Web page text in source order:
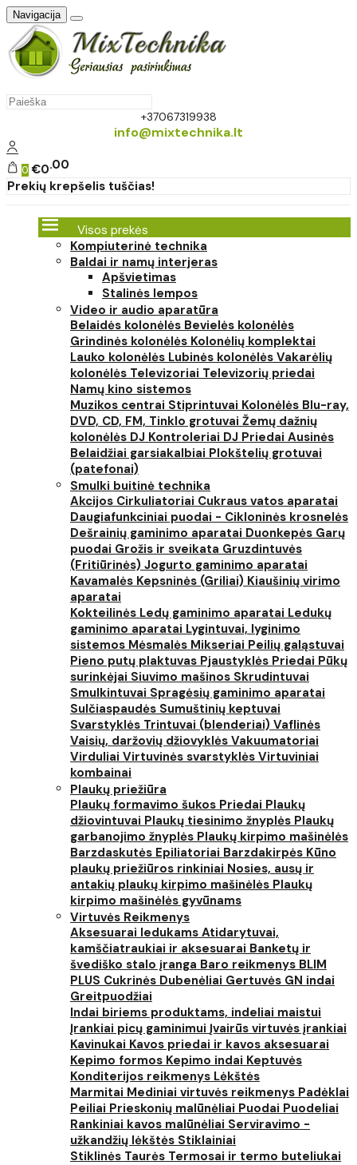
Navigacija
+37067319938
info@mixtechnika.lt
0 €0 00
Prekių krepšelis tuščias!
Visos prekės
Kompiuterinė technika
Baldai ir namų interjeras
Apšvietimas
Stalinės lempos
Video ir audio aparatūra
Belaidės kolonėlės Bevielės kolonėlės
Grindinės kolonėlės Kolonėlių komplektai
Lauko kolonėlės Lubinės kolonėlės Vakarėlių
kolonėlės Televizoriai Televizorių priedai
Namų kino sistemos
Muzikos centrai Stiprintuvai Kolonėlės Blu-ray,
DVD, CD, FM, Tinklo grotuvai Žemų dažnių
kolonėlės DJ Kontroleriai DJ Priedai Ausinės
Belaidžiai garsiakalbiai Plokštelių grotuvai
(patefonai)
Smulki buitinė technika
Akcijos Cirkuliatoriai Cukraus vatos aparatai
Daugiafunkciniai puodai - Cikloninės krosnelės
Dešrainių gaminimo aparatai Duonkepės Garų
puodai Grožis ir sveikata Gruzdintuvės
(Fritiūrinės) Jogurto gaminimo aparatai
Kavamalės Kepsninės (Griliai) Kiaušinių virimo
aparatai
Kokteilinės Ledų gaminimo aparatai Ledukų
gaminimo aparatai Lygintuvai, lyginimo
sistemos Mėsmalės Mikseriai Peilių galąstuvai
Pieno putų plaktuvas Pjaustyklės Priedai Pūkų
surinkėjai Siuvimo mašinos Skrudintuvai
Smulkintuvai Spragėsių gaminimo aparatai
Sulčiaspaudės Sumuštinių keptuvai
Svarstyklės Trintuvai (blenderiai) Vaflinės
Vaisių, daržovių džiovyklės Vakuumatoriai
Virduliai Virtuvinės svarstyklės Virtuviniai
kombainai
Plaukų priežiūra
Plaukų formavimo šukos Priedai Plaukų
džiovintuvai Plaukų tiesinimo žnyplės Plaukų
garbanojimo žnyplės Plaukų kirpimo mašinėlės
Barzdaskutės Epiliatoriai Barzdakirpės Kūno
plaukų priežiūros rinkiniai Nosies, ausų ir
antakių plaukų kirpimo mašinėlės Plaukų
kirpimo mašinėlės gyvūnams
Virtuvės Reikmenys
Aksesuarai ledukams Atidarytuvai,
kamščiatraukiai ir aksesuarai Banketų ir
švediško stalo įranga Baro reikmenys BLIM
PLUS Cukrinės Dubenėliai Gertuvės GN indai
Greitpuodžiai
Indai biriems produktams, indeliai maistui
Įrankiai picų gaminimui Įvairūs virtuvės įrankiai
Kavinukai Kavos priedai ir kavos aksesuarai
Kepimo formos Kepimo indai Keptuvės
Konditerijos reikmenys Lėkštės
Marmitai Mediniai virtuvės reikmenys Padėklai
Peiliai Prieskonių malūnėliai Puodai Puodeliai
Rankiniai kavos malūnėliai Serviravimo -
užkandžių lėkštės Stiklainiai
Stiklinės Taurės Termosai ir termo buteliukai